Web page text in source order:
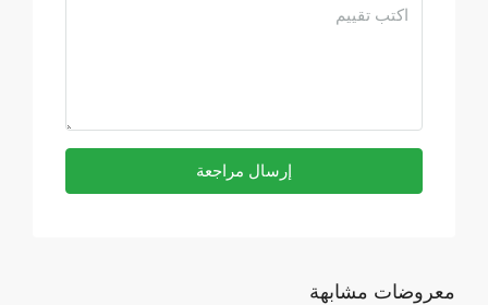
إرسال مراجعة
معروضات مشابهة